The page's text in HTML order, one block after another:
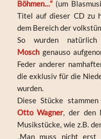
Böhmen…“ (um
Titel auf dieser CD zu
dem Bereich der
So wurden
Moschgenauso
Feder anderer
die exklusiv für die
wurden.
Diese Stücke
Otto Wagner, der den
Musikstücke, wie z.B.
„Man muss nicht erst